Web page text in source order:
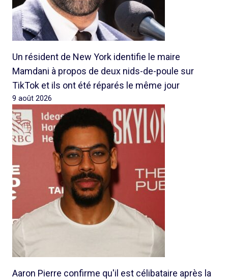
Un résident de New York identifie le maire
Mamdani à propos de deux nids-de-poule sur
TikTok et ils ont été réparés le même jour
9 août 2026
Aaron Pierre confirme qu'il est célibataire après la